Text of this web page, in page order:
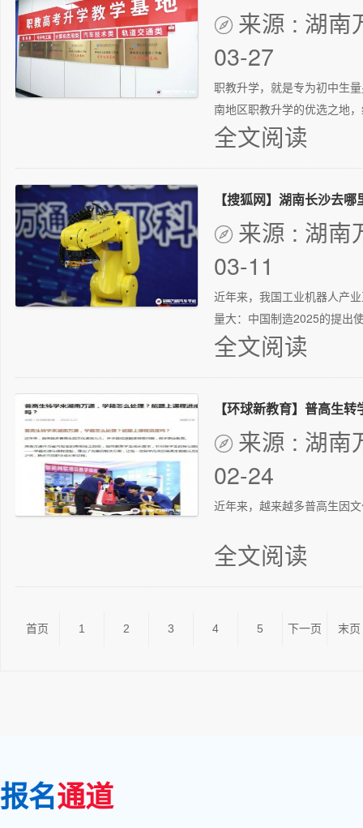
 来源 : 湖南
03-27
职教升学，就是专为初中生
南地区职教升学的优选之地
全文阅读
 来源 : 湖南
03-11
近年来，我国工业机器人产
量大：中国制造2025的提出
全文阅读
 来源 : 湖南
02-24
近年来，越来越多普高生因
全文阅读
首页 1 2 3 4 5 下一页 末页
报名通道